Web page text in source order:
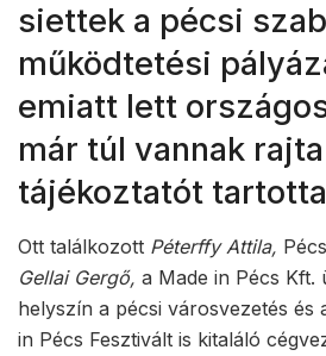
siettek a pécsi
működtetési
emiatt lett
már túl vannak
tájékoztatót
Ott találkozott Péterffy Attila,
Gellai Gergő, a Made in Pécs Kft.
helyszín a pécsi városvezetés és
in Pécs Fesztivált is kitaláló